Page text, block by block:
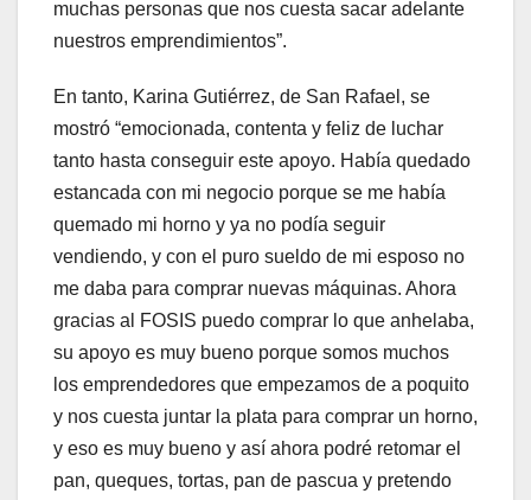
muchas personas que nos cuesta sacar adelante
nuestros emprendimientos”.
En tanto, Karina Gutiérrez, de San Rafael, se
mostró “emocionada, contenta y feliz de luchar
tanto hasta conseguir este apoyo. Había quedado
estancada con mi negocio porque se me había
quemado mi horno y ya no podía seguir
vendiendo, y con el puro sueldo de mi esposo no
me daba para comprar nuevas máquinas. Ahora
gracias al FOSIS puedo comprar lo que anhelaba,
su apoyo es muy bueno porque somos muchos
los emprendedores que empezamos de a poquito
y nos cuesta juntar la plata para comprar un horno,
y eso es muy bueno y así ahora podré retomar el
pan, queques, tortas, pan de pascua y pretendo